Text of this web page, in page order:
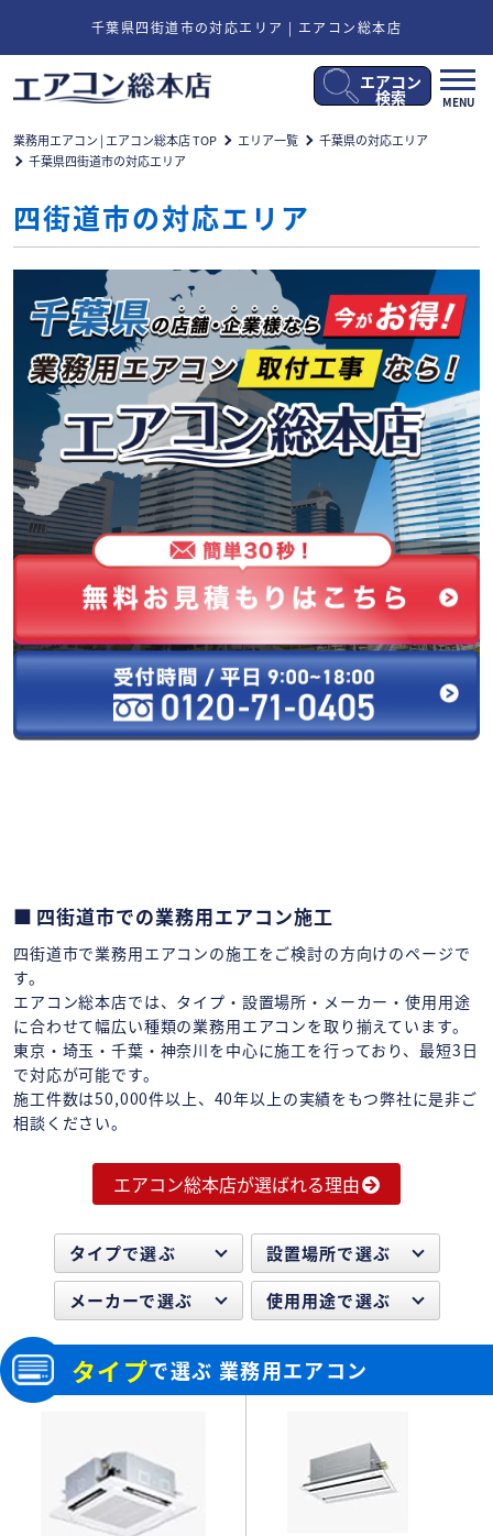
千葉県四街道市の対応エリア | エアコン総本店
メ
ニ
MENU
エアコン
検索
業務用エアコン | エアコン総本店 TOP エリア一覧
千葉県の対応エリア
千葉県四街道市の対応エリア
四街道市の対応エリア
四街道市での業務用エアコン施工
四街道市で業務用エアコンの施工をご検討の方向けのページで
す。
エアコン総本店では、タイプ・設置場所・メーカー・使用用途
に合わせて幅広い種類の業務用エアコンを取り揃えています。
東京・埼玉・千葉・神奈川を中心に施工を行っており、最短3日
で対応が可能です。
施工件数は50,000件以上、40年以上の実績をもつ弊社に是非ご
相談ください。
エアコン総本店が選ばれる理由
タイプで選ぶ 設置場所で選ぶ
メーカーで選ぶ 使用用途で選ぶ
タイプで選ぶ 業務用エアコン